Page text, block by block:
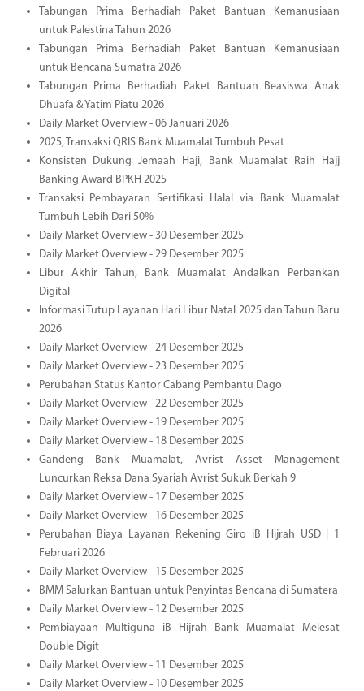
Tabungan Prima Berhadiah Paket Bantuan Kemanusiaan
untuk Palestina Tahun 2026
Tabungan Prima Berhadiah Paket Bantuan Kemanusiaan
untuk Bencana Sumatra 2026
Tabungan Prima Berhadiah Paket Bantuan Beasiswa Anak
Dhuafa & Yatim Piatu 2026
Daily Market Overview - 06 Januari 2026
2025, Transaksi QRIS Bank Muamalat Tumbuh Pesat
Konsisten Dukung Jemaah Haji, Bank Muamalat Raih Hajj
Banking Award BPKH 2025
Transaksi Pembayaran Sertifikasi Halal via Bank Muamalat
Tumbuh Lebih Dari 50%
Daily Market Overview - 30 Desember 2025
Daily Market Overview - 29 Desember 2025
Libur Akhir Tahun, Bank Muamalat Andalkan Perbankan
Digital
Informasi Tutup Layanan Hari Libur Natal 2025 dan Tahun Baru
2026
Daily Market Overview - 24 Desember 2025
Daily Market Overview - 23 Desember 2025
Perubahan Status Kantor Cabang Pembantu Dago
Daily Market Overview - 22 Desember 2025
Daily Market Overview - 19 Desember 2025
Daily Market Overview - 18 Desember 2025
Gandeng Bank Muamalat, Avrist Asset Management
Luncurkan Reksa Dana Syariah Avrist Sukuk Berkah 9
Daily Market Overview - 17 Desember 2025
Daily Market Overview - 16 Desember 2025
Perubahan Biaya Layanan Rekening Giro iB Hijrah USD | 1
Februari 2026
Daily Market Overview - 15 Desember 2025
BMM Salurkan Bantuan untuk Penyintas Bencana di Sumatera
Daily Market Overview - 12 Desember 2025
Pembiayaan Multiguna iB Hijrah Bank Muamalat Melesat
Double Digit
Daily Market Overview - 11 Desember 2025
Daily Market Overview - 10 Desember 2025